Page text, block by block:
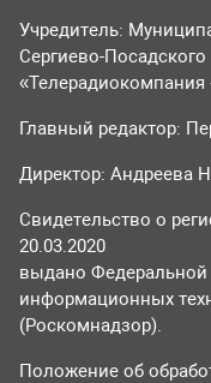
Учредитель:
Сергиево-Посадского
«Телерадиокомпания
Главный редактор:
Директор: Андреева
Свидетельство о
20.03.2020
выдано Федеральной
информационных
(Роскомнадзор).
Положение об